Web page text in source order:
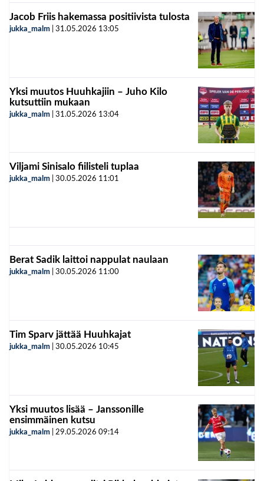
Jacob Friis hakemassa positiivista tulosta
jukka_malm 31.05.2026 13:05
Yksi muutos Huuhkajiin – Juho Kilo
kutsuttiin mukaan
jukka_malm 31.05.2026 13:04
Viljami Sinisalo fiilisteli tuplaa
jukka_malm 30.05.2026 11:01
Berat Sadik laittoi nappulat naulaan
jukka_malm 30.05.2026 11:00
Tim Sparv jättää Huuhkajat
jukka_malm 30.05.2026 10:45
Yksi muutos lisää – Janssonille
ensimmäinen kutsu
jukka_malm 29.05.2026 09:14